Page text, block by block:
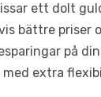
ett dolt
bättre priser
på
med extra